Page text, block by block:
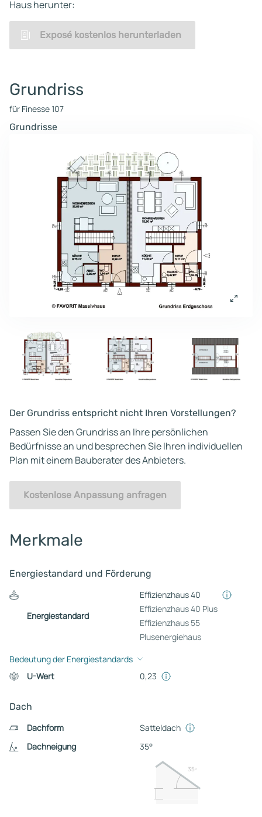
Haus herunter:
Exposé kostenlos herunterladen
Grundriss
für Finesse 107
Grundrisse
Der Grundriss entspricht nicht Ihren Vorstellungen?
Passen Sie den Grundriss an Ihre persönlichen
Bedürfnisse an und besprechen Sie Ihren individuellen
Plan mit einem Bauberater des Anbieters.
Kostenlose Anpassung anfragen
Merkmale
Energiestandard und Förderung
Energiestandard
Effizienzhaus 40
Effizienzhaus 40 Plus
Effizienzhaus 55
Plusenergiehaus
Bedeutung der Energiestandards
U-Wert
0,23
Dach
Dachform
Satteldach
Dachneigung
35°
35º